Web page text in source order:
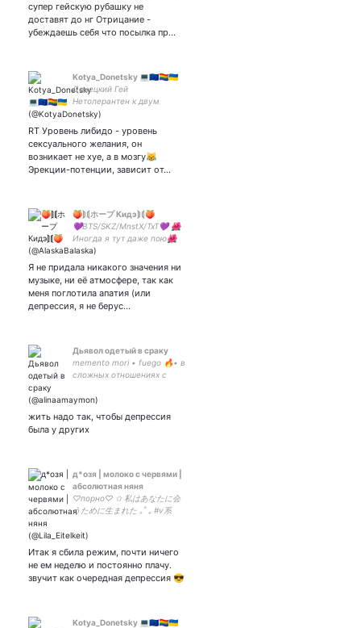
супер гейскую рубашку не
доставят до нг Отрицание -
убеждаешь себя что посылка пр…
Kotya_Donetsky 💻🇪🇺🏳️‍🌈🇺🇦
Донецкий Гей
Нетолерантен к двум
явлениям: 1) Нежеланию
самообразованием 2) Как
следствие к Ксенофобам.
INFP Я же:
RT Уровень либидо - уровень
сексуального желания, он
возникает не хуе, а в мозгу😹
Эрекции-потенции, зависит от…
🍑⟭⟬ホープ Кидэ⟭⟬🍑
💜BTS/SKZ/MnstX/TxT💜 🌺
Иногда я тут даже пою🌺
🐦ФиниталяКармелита🐦
back🇰🇷 🎎Ваш гид по
лакорнам🎎 🐨Фиолетовлю
вас до смерти🐨
Я не придала никакого значения ни
музыке, ни её атмосфере, так как
меня поглотила апатия (или
депрессия, я не берус…
Дьявол одетый в сраку
memento mori • fuego 🔥• в
сложных отношениях с
Петербург• любовь к
только с кем-то
особенным.😏
жить надо так, чтобы депрессия
была у других
д*озя | молоко с червями |
абсолютная няня
♡порно♡ ✩ 私はあなたに会
うために生まれた ｡˚ ₊ #v系
прислуга ✧ ° ₊ - сталкерша
-про- и радфем.
Итак я сбила режим, почти ничего
не ем неделю и постоянно плачу.
звучит как очередная депрессия 😎
Kotya_Donetsky 💻🇪🇺🏳️‍🌈🇺🇦